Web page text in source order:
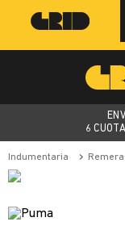
6
indumentaria